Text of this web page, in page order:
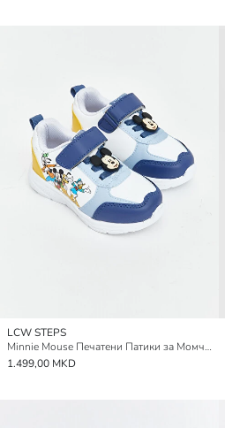
LCW STEPS
Minnie Mouse Печатени Патики за Момчиња
1.499,00 MKD